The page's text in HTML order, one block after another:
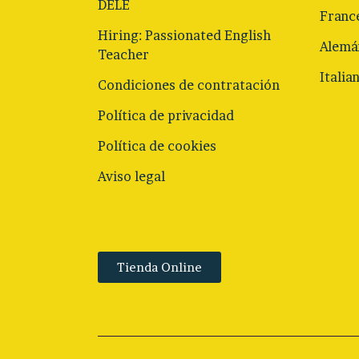
DELE
Hiring: Passionated English
Teacher
Condiciones de contratación
Política de privacidad
Política de cookies
Aviso legal
Tienda Online